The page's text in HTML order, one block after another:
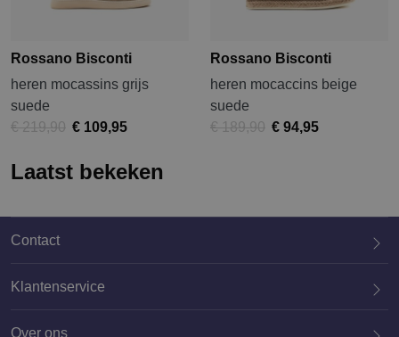
Rossano Bisconti
heren mocassins grijs
suede
€ 219,90 € 109,95
Rossano Bisconti
heren mocaccins beige
suede
€ 189,90 € 94,95
Laatst bekeken
Contact
Klantenservice
Over ons